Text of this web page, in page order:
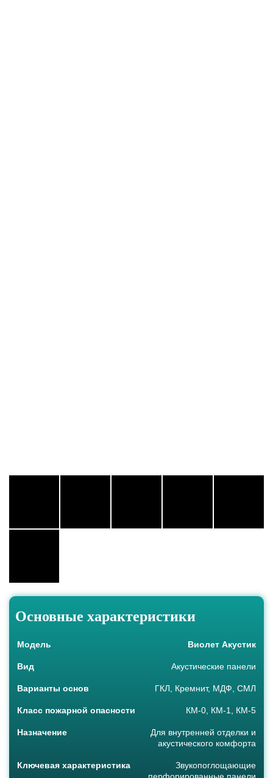
Основные характеристики
Модель Виолет Акустик
Вид Акустические панели
Варианты основ ГКЛ, Кремнит, МДФ, СМЛ
Класс пожарной опасности КМ-0, КМ-1, КМ-5
Назначение
Для внутренней отделки и
акустического комфорта
Ключевая характеристика
Звукопоглощающие